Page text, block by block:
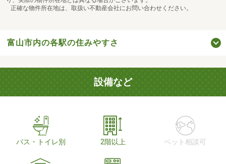
正確な物件所在地は、取扱い不動産会社にお問い合わせください。
富山市内の各駅の住みやすさ
設備など
バス・トイレ別 2階以上 ペット相談可